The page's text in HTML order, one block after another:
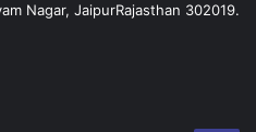
Nagar, JaipurRajasthan 302019.